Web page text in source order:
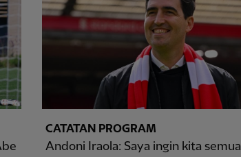
CATATAN PROGRAM
Andoni Iraola: Saya ingin kita semua